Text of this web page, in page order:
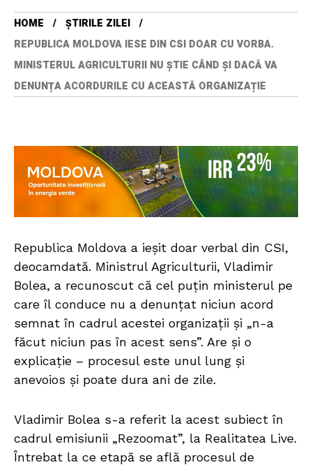
HOME
ȘTIRILE ZILEI
REPUBLICA MOLDOVA IESE DIN CSI DOAR CU VORBA.
MINISTERUL AGRICULTURII NU ȘTIE CÂND ȘI DACĂ VA
DENUNȚA ACORDURILE CU ACEASTĂ ORGANIZAȚIE
Republica Moldova a ieșit doar verbal din CSI,
deocamdată. Ministrul Agriculturii, Vladimir
Bolea, a recunoscut că cel puțin ministerul pe
care îl conduce nu a denunțat niciun acord
semnat în cadrul acestei organizații și „n-a
făcut niciun pas în acest sens”. Are și o
explicație – procesul este unul lung și
anevoios și poate dura ani de zile.
Vladimir Bolea s-a referit la acest subiect în
cadrul emisiunii „Rezoomat”, la Realitatea Live.
Întrebat la ce etapă se află procesul de